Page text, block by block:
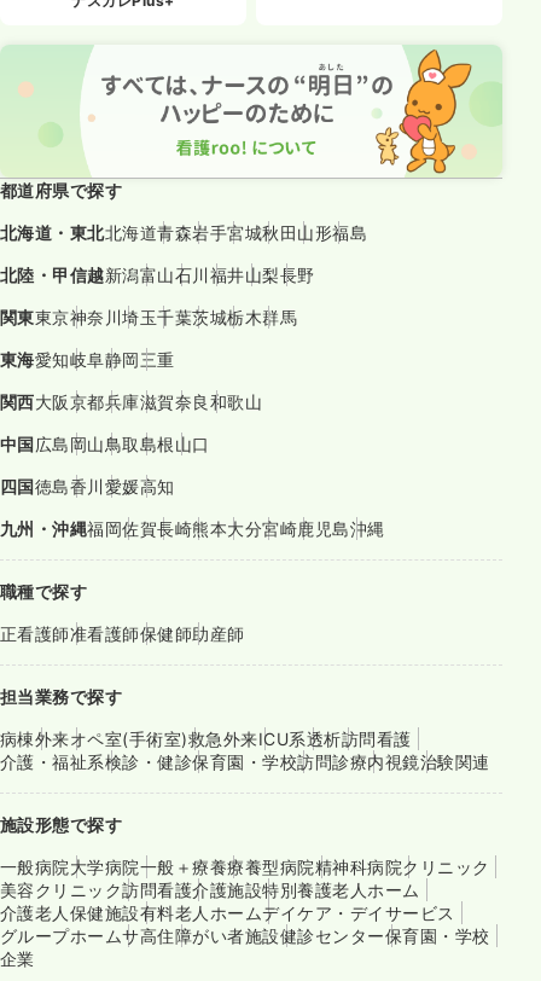
都道府県で探す
北海道・東北北海道青森岩手宮城秋田山形福島
北陸・甲信越新潟富山石川福井山梨長野
関東東京神奈川埼玉千葉茨城栃木群馬
東海愛知岐阜静岡三重
関西大阪京都兵庫滋賀奈良和歌山
中国広島岡山鳥取島根山口
四国徳島香川愛媛高知
九州・沖縄福岡佐賀長崎熊本大分宮崎鹿児島沖縄
職種で探す
正看護師准看護師保健師助産師
担当業務で探す
病棟外来オペ室(手術室)救急外来ICU系透析訪問看護
介護・福祉系検診・健診保育園・学校訪問診療内視鏡治験関連
施設形態で探す
一般病院大学病院一般＋療養療養型病院精神科病院クリニック
美容クリニック訪問看護介護施設特別養護老人ホーム
介護老人保健施設有料老人ホームデイケア・デイサービス
グループホームサ高住障がい者施設健診センター保育園・学校
企業